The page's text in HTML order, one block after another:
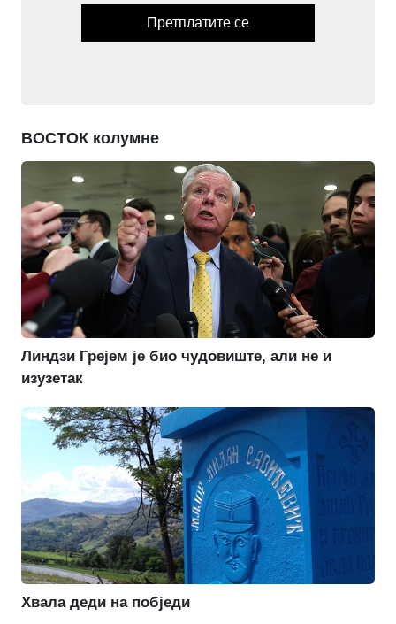
Претплатите се
ВОСТОК колумне
Линдзи Грејем је био чудовиште, али не и
изузетак
Хвала деди на побједи